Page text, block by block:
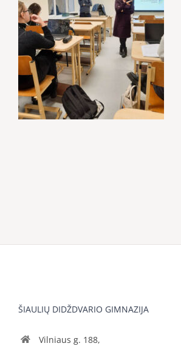
ŠIAULIŲ DIDŽDVARIO GIMNAZIJA
Vilniaus g. 188,